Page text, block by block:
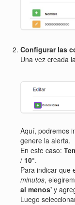
Configurar las
Una vez creada
Aquí, podremos
genere la alerta.
En este caso:
/ 10°.
Para indicar que
minutos,
al menos' y
Luego